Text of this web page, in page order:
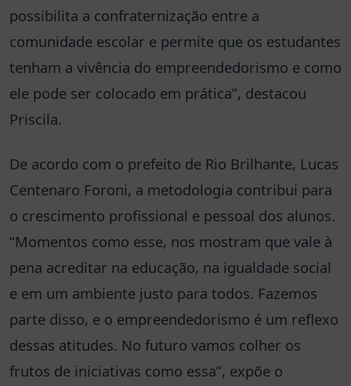
possibilita a confraternização entre a
comunidade escolar e permite que os estudantes
tenham a vivência do empreendedorismo e como
ele pode ser colocado em prática”, destacou
Priscila.
De acordo com o prefeito de Rio Brilhante, Lucas
Centenaro Foroni, a metodologia contribui para
o crescimento profissional e pessoal dos alunos.
“Momentos como esse, nos mostram que vale à
pena acreditar na educação, na igualdade social
e em um ambiente justo para todos. Fazemos
parte disso, e o empreendedorismo é um reflexo
dessas atitudes. No futuro vamos colher os
frutos de iniciativas como essa”, expõe o